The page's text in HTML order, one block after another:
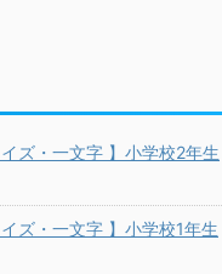
イズ・一文字 】小学校2年生
イズ・一文字 】小学校1年生